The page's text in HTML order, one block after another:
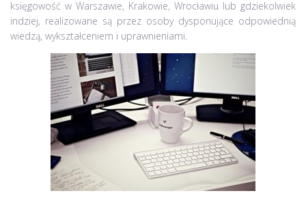
księgowość w Warszawie, Krakowie, Wrocławiu lub gdziekolwiek
indziej, realizowane są przez osoby dysponujące odpowiednią
wiedzą, wykształceniem i uprawnieniami.